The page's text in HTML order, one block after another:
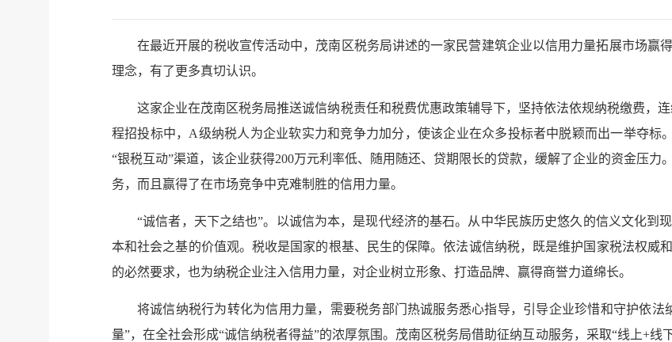
在最近开展的税收宣传活动中，茂南区税务局讲述的一家民营建筑企业以信用力量拓展市场赢
理念，有了更多真切认识。
这家企业在茂南区税务局推送诚信纳税责任和税费优惠政策辅导下，坚持依法依规纳税缴费，
程招投标中，A级纳税人为企业软实力和竞争力加分，使该企业在众多投标者中脱颖而出一举夺标
“银税互动”渠道，该企业获得200万元利率低、随用随还、贷期限长的贷款，缓解了企业的资金压力
务，而且赢得了在市场竞争中克难制胜的信用力量。
“诚信者，天下之结也”。以诚信为本，是现代经济的基石。从中华民族历史悠久的信义文化到
本和社会之基的价值观。税收是国家的根基、民生的保障。依法诚信纳税，既是维护国家税法权威
的必然要求，也为纳税企业注入信用力量，对企业树立形象、打造品牌、赢得商誉力道绵长。
将诚信纳税行为转化为信用力量，需要税务部门热诚服务悉心指导，引导企业珍惜和守护依
量”，在全社会形成“诚信纳税者得益”的浓厚氛围。茂南区税务局借助征纳互动服务，采取“线上+线